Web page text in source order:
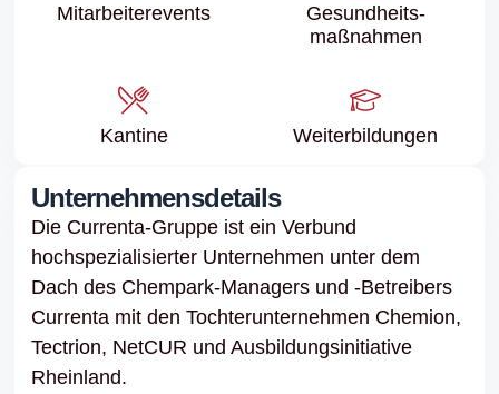
Mitarbeiter­events
Gesundheits­
maßnahmen
Kantine Weiter­bildungen
Unternehmensdetails
Die Currenta-Gruppe ist ein Verbund
hochspezialisierter Unternehmen unter dem
Dach des Chempark-Managers und -Betreibers
Currenta mit den Tochterunternehmen Chemion,
Tectrion, NetCUR und Ausbildungsinitiative
Rheinland.